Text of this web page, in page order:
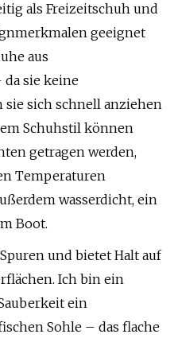
als Freizeitschuh und
geeignet
aus
sie keine
sie sich schnell anziehen
Schuhstil können
getragen werden,
Temperaturen
wasserdicht, ein
Boot.
und bietet Halt auf
Ich bin ein
ein
Sohle – das flache